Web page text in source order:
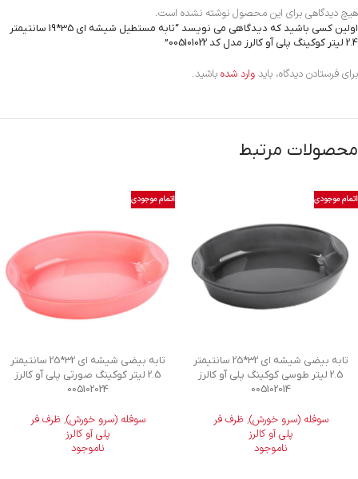
هیچ دیدگاهی برای این محصول نوشته نشده است.
اولین کسی باشید که دیدگاهی می نویسد “تابه مستطیل شیشه ای 35*19 سانتیمتر
2.4 لیتر کوکینگ پلی آو کالرز مدل کد 005101022”
برای فرستادن دیدگاه، باید وارد شده باشید.
محصولات مرتبط
اتمام موجودی
تابه بیضی شیشه ای 32*25 سانتیمتر
2.5 لیتر طوسی کوکینگ پلی آو کالرز
005102014
سوفله (سرو خورش),ظرف فر
پلی آو کالرز
ناموجود
اتمام موجودی
تابه بیضی شیشه ای 32*25 سانتیمتر
2.5 لیتر کوکینگ صورتی پلی آو کالرز
005102024
سوفله (سرو خورش),ظرف فر
پلی آو کالرز
ناموجود